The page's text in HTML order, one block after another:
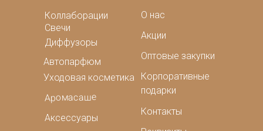
Коллаборации
Свечи
Диффузоры
Автопарфюм
Аромасаше
Аксессуары
О нас
Акции
Оптовые закупки
Корпоративные
подарки
Контакты
Уходовая косметика